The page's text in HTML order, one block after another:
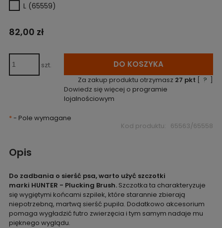
L (65559)
82,00 zł
szt. DO KOSZYKA
Za zakup produktu otrzymasz 27 pkt [ ? ]
Dowiedz się więcej o programie
lojalnościowym
*- Pole wymagane
Kod produktu: 65563/65558
Opis
Do zadbania o sierść psa, warto użyć szczotki
marki HUNTER - Plucking Brush.Szczotka ta charakteryzuje
się wygiętymi końcami szpilek, które starannie zbierają
niepotrzebną, martwą sierść pupila. Dodatkowo akcesorium
pomaga wygładzić futro zwierzęcia i tym samym nadaje mu
pięknego wyglądu.